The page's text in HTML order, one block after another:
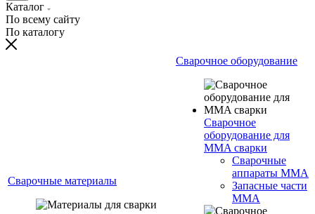
Каталог
По всему сайту
По каталогу
Сварочные материалы
Сварочное оборудование
Сварочное
оборудование для
MMA сварки
Сварочные
аппараты MMA
Запасные части
MMA